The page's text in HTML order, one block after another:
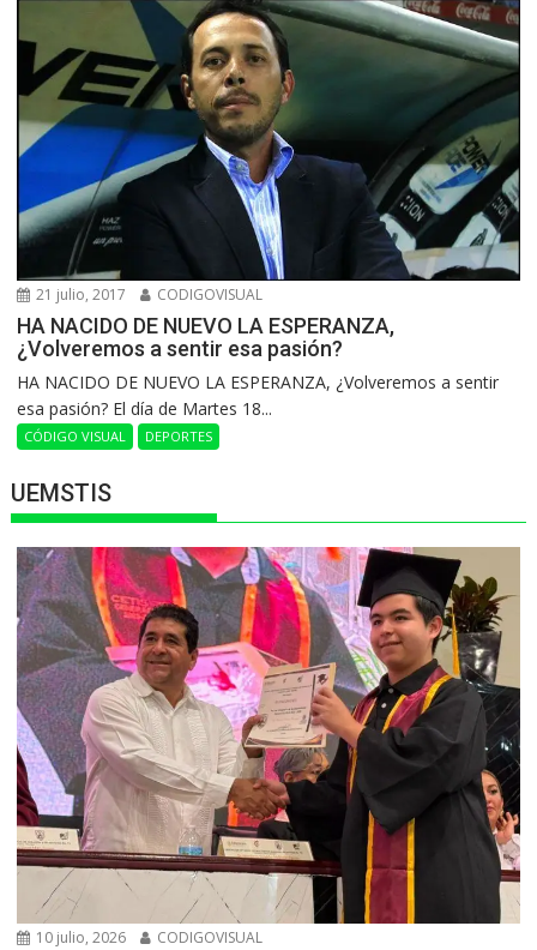
21 julio, 2017 CODIGOVISUAL
HA NACIDO DE NUEVO LA ESPERANZA,
¿Volveremos a sentir esa pasión?
HA NACIDO DE NUEVO LA ESPERANZA, ¿Volveremos a sentir
esa pasión? El día de Martes 18...
CÓDIGO VISUAL DEPORTES
UEMSTIS
10 julio, 2026 CODIGOVISUAL